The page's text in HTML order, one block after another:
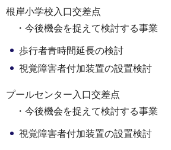
根岸小学校入口交差点
・今後機会を捉えて検討する事業
歩行者青時間延長の検討
視覚障害者付加装置の設置検討
プールセンター入口交差点
・今後機会を捉えて検討する事業
視覚障害者付加装置の設置検討